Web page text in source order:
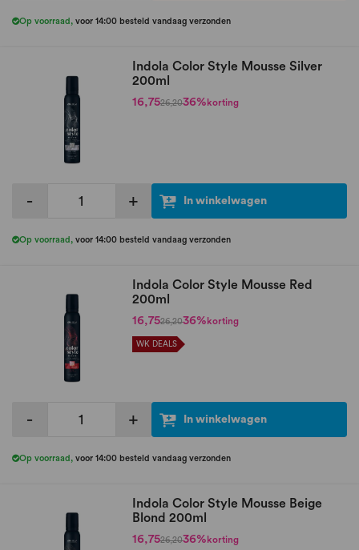
Op voorraad , voor 14:00 besteld vandaag verzonden
Indola Color Style Mousse Silver
200ml
16,7526,2036% korting
- + In winkelwagen
Op voorraad , voor 14:00 besteld vandaag verzonden
Indola Color Style Mousse Red
200ml
16,7526,2036% korting
WK DEALS
- + In winkelwagen
Op voorraad , voor 14:00 besteld vandaag verzonden
Indola Color Style Mousse Beige
Blond 200ml
16,7526,2036% korting